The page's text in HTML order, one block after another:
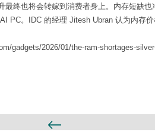
最终也将会转嫁到消费者身上。内存短缺
PC。IDC 的经理 Jitesh Ubran 认为内存
gadgets/2026/01/the-ram-shortages-